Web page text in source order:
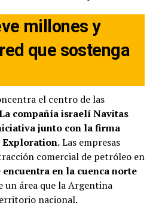
millones y
que sostenga
el centro de las
compañía israelí Navitas
junto con la firma
Las empresas
comercial de petróleo en
en la cuenca norte
un área que la Argentina
nacional.